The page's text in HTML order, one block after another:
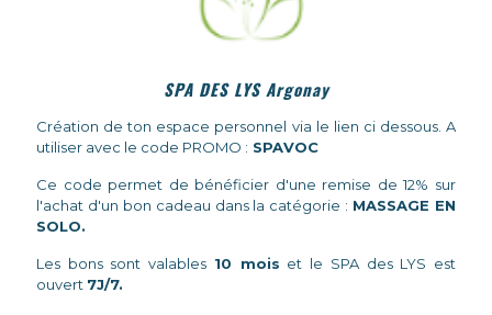
SPA DES LYS Argonay
Création de ton espace personnel via le lien ci dessous. A
utiliser avec le code PROMO : SPAVOC
Ce code permet de bénéficier d'une remise de 12% sur
l'achat d'un bon cadeau dans la catégorie : MASSAGE EN
SOLO.
Les bons sont valables 10 mois et le SPA des LYS est
ouvert 7J/7.